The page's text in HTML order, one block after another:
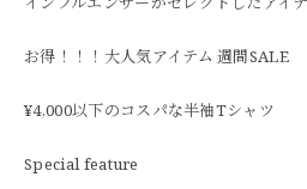
お得！！！大人気アイテム 週間SALE
¥4,000以下のコスパな半袖Tシャツ
Special feature